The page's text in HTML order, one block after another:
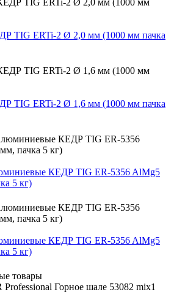
TIG ERTi-2 Ø 2,0 мм (1000 мм пачка
TIG ERTi-2 Ø 1,6 мм (1000 мм пачка
КЕДР TIG ER-5356 AlMg5
5 кг)
КЕДР TIG ER-5356 AlMg5
5 кг)
товары